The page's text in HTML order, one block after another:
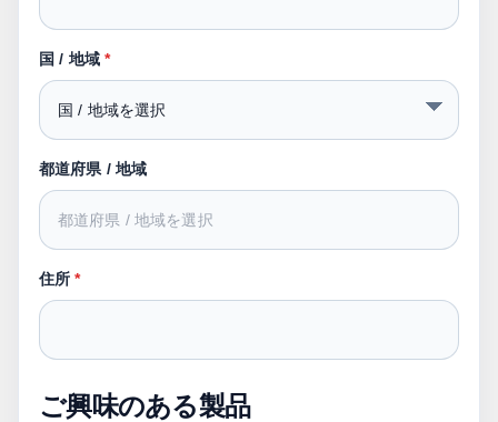
国 / 地域 *
都道府県 / 地域
住所*
ご興味のある製品